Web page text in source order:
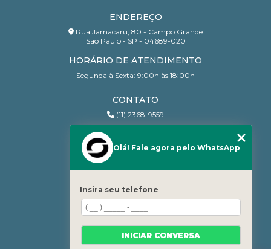
ENDEREÇO
Rua Jamacaru, 80 - Campo Grande
São Paulo - SP - 04689-020
HORÁRIO DE ATENDIMENTO
Segunda à Sexta: 9:00h às 18:00h
CONTATO
(11) 2368-9559
contato@sanchesri.com.br
Quem Somos
Blog
Serviços
Contato
Olá! Fale agora pelo WhatsApp
Insira seu telefone
INICIAR CONVERSA